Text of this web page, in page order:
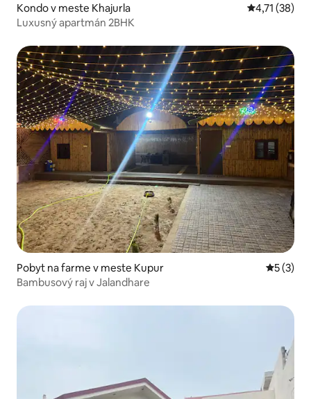
Kondo v meste Khajurla Priemerné
4,71 (38)
Luxusný apartmán 2BHK
Pobyt na farme v meste Kupur
5 (3)
Bambusový raj v Jalandhare